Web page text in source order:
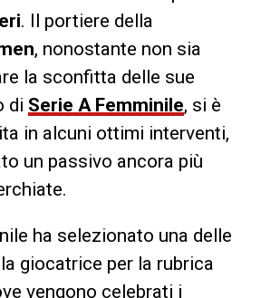
. Il portiere della
, nonostante non sia
la sconfitta delle sue
di Serie A Femminile, si è
in alcuni ottimi interventi,
un passivo ancora più
ha selezionato una delle
giocatrice per la rubrica
vengono celebrati i